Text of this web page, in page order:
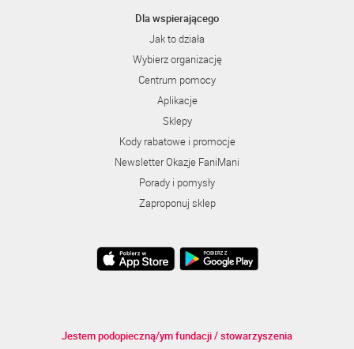
Dla wspierającego
Jak to działa
Wybierz organizację
Centrum pomocy
Aplikacje
Sklepy
Kody rabatowe i promocje
Newsletter Okazje FaniMani
Porady i pomysły
Zaproponuj sklep
Jestem podopieczną/ym fundacji / stowarzyszenia